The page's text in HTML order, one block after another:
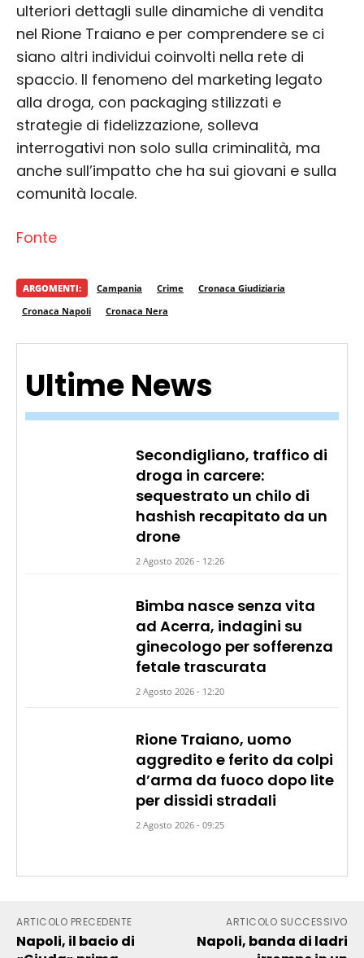
Ultime News
Secondigliano, traffico di
droga in carcere:
sequestrato un chilo di
hashish recapitato da un
drone
2 Agosto 2026 - 12:26
Bimba nasce senza vita
ad Acerra, indagini su
ginecologo per sofferenza
fetale trascurata
2 Agosto 2026 - 12:20
Rione Traiano, uomo
aggredito e ferito da colpi
d’arma da fuoco dopo lite
per dissidi stradali
2 Agosto 2026 - 09:25
ulteriori dettagli sulle dinamiche di vendita
nel Rione Traiano e per comprendere se ci
siano altri individui coinvolti nella rete di
spaccio. Il fenomeno del marketing legato
alla droga, con packaging stilizzati e
strategie di fidelizzazione, solleva
interrogativi non solo sulla criminalità, ma
anche sull’impatto che ha sui giovani e sulla
comunità locale.
Fonte
ARGOMENTI: Campania Crime
Cronaca Giudiziaria
Cronaca Napoli
Cronaca Nera
ARTICOLO PRECEDENTE
Napoli, il bacio di
ARTICOLO SUCCESSIVO
Napoli, banda di ladri